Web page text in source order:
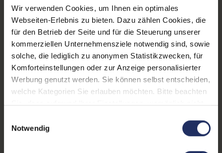
Wir verwenden Cookies, um Ihnen ein optimales
Webseiten-Erlebnis zu bieten. Dazu zählen Cookies, die
für den Betrieb der Seite und für die Steuerung unserer
kommerziellen Unternehmensziele notwendig sind, sowie
solche, die lediglich zu anonymen Statistikzwecken, für
Komforteinstellungen oder zur Anzeige personalisierter
Werbung genutzt werden. Sie können selbst entscheiden,
welche Kategorien Sie erlauben möchten. Bitte beachten
Sie, dass aufgrund Ihrer Einstellungen, womöglich nicht
Weitere Informationen finden Sie in
Notwendig
Displayart: Mattes Display
Webcam: Ja
Tastaturbeleuchtung: Nein
Schnittstellen: 1x Bluetooth , 1x HDMI
LAN RJ-45
, 1x
Thunderbolt
, 1x W-LAN
, 2x
Mehr anzeigen
Displaygröße: 13,3 Zoll
LTE: